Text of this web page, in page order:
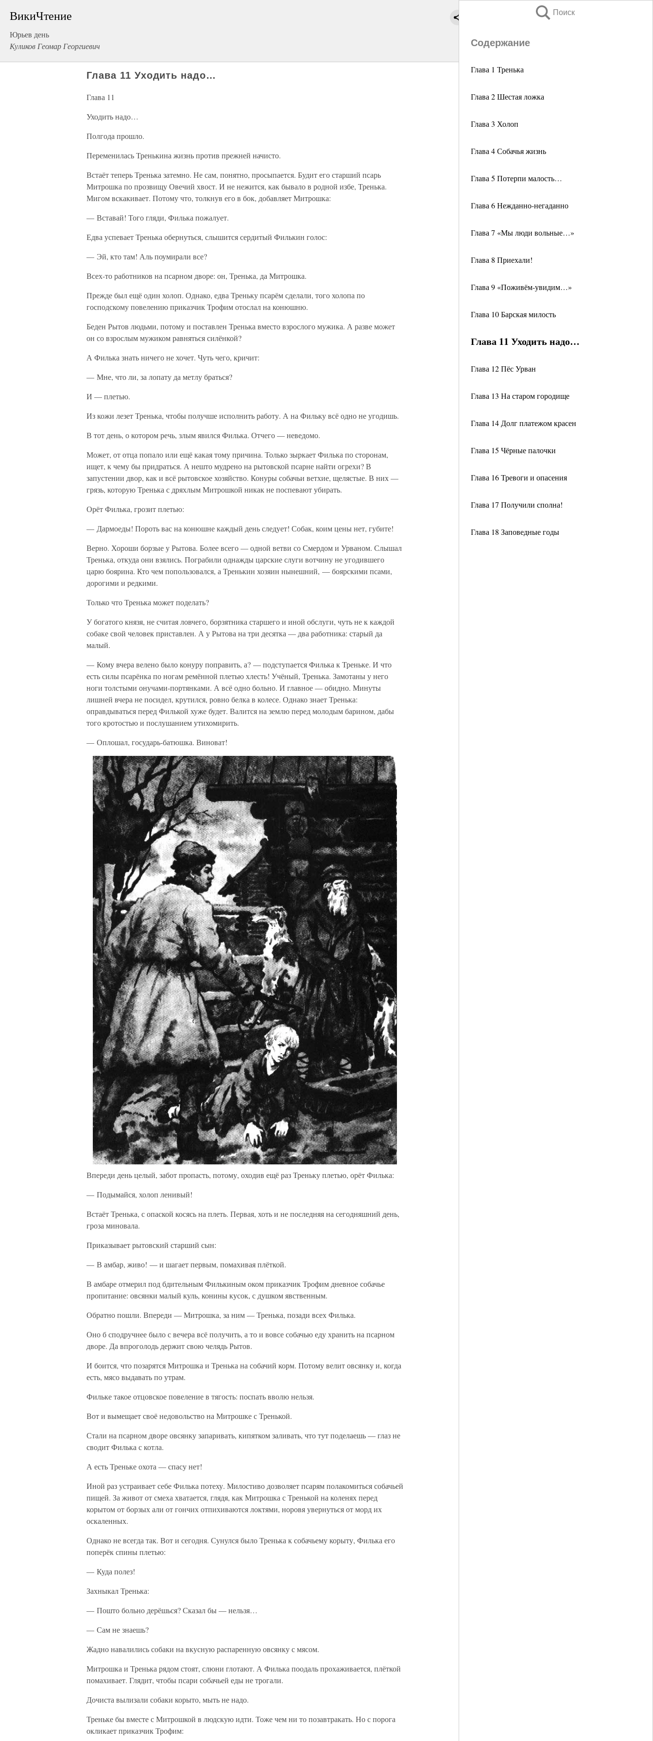
ВикиЧтение
Юрьев день
Куликов Геомар Георгиевич
Поиск
Содержание
Глава 1 Тренька
Глава 2 Шестая ложка
Глава 3 Холоп
Глава 4 Собачья жизнь
Глава 5 Потерпи малость…
Глава 6 Нежданно-негаданно
Глава 7 «Мы люди вольные…»
Глава 8 Приехали!
Глава 9 «Поживём-увидим…»
Глава 10 Барская милость
Глава 11 Уходить надо…
Глава 12 Пёс Урван
Глава 13 На старом городище
Глава 14 Долг платежом красен
Глава 15 Чёрные палочки
Глава 16 Тревоги и опасения
Глава 17 Получили сполна!
Глава 18 Заповедные годы
Глава 11 Уходить надо…
Глава 11
Уходить надо…
Полгода прошло.
Переменилась Тренькина жизнь против прежней начисто.
Встаёт теперь Тренька затемно. Не сам, понятно, просыпается. Будит его старший псарь
Митрошка по прозвищу Овечий хвост. И не нежится, как бывало в родной избе, Тренька.
Мигом вскакивает. Потому что, толкнув его в бок, добавляет Митрошка:
— Вставай! Того гляди, Филька пожалует.
Едва успевает Тренька обернуться, слышится сердитый Филькин голос:
— Эй, кто там! Аль поумирали все?
Всех-то работников на псарном дворе: он, Тренька, да Митрошка.
Прежде был ещё один холоп. Однако, едва Треньку псарём сделали, того холопа по
господскому повелению приказчик Трофим отослал на конюшню.
Беден Рытов людьми, потому и поставлен Тренька вместо взрослого мужика. А разве может
он со взрослым мужиком равняться силёнкой?
А Филька знать ничего не хочет. Чуть чего, кричит:
— Мне, что ли, за лопату да метлу браться?
И — плетью.
Из кожи лезет Тренька, чтобы получше исполнить работу. А на Фильку всё одно не угодишь.
В тот день, о котором речь, злым явился Филька. Отчего — неведомо.
Может, от отца попало или ещё какая тому причина. Только зыркает Филька по сторонам,
ищет, к чему бы придраться. А нешто мудрено на рытовской псарне найти огрехи? В
запустении двор, как и всё рытовское хозяйство. Конуры собачьи ветхие, щелястые. В них —
грязь, которую Тренька с дряхлым Митрошкой никак не поспевают убирать.
Орёт Филька, грозит плетью:
— Дармоеды! Пороть вас на конюшне каждый день следует! Собак, коим цены нет, губите!
Верно. Хороши борзые у Рытова. Более всего — одной ветви со Смердом и Урваном. Слышал
Тренька, откуда они взялись. Пограбили однажды царские слуги вотчину не угодившего
царю боярина. Кто чем попользовался, а Тренькин хозяин нынешний, — боярскими псами,
дорогими и редкими.
Только что Тренька может поделать?
У богатого князя, не считая ловчего, борзятника старшего и иной обслуги, чуть не к каждой
собаке свой человек приставлен. А у Рытова на три десятка — два работника: старый да
малый.
— Кому вчера велено было конуру поправить, а? — подступается Филька к Треньке. И что
есть силы псарёнка по ногам ремённой плетью хлесть! Учёный, Тренька. Замотаны у него
ноги толстыми онучами-портянками. А всё одно больно. И главное — обидно. Минуты
лишней вчера не посидел, крутился, ровно белка в колесе. Однако знает Тренька:
оправдываться перед Филькой хуже будет. Валится на землю перед молодым барином, дабы
того кротостью и послушанием утихомирить.
— Оплошал, государь-батюшка. Виноват!
Впереди день целый, забот пропасть, потому, оходив ещё раз Треньку плетью, орёт Филька:
— Подымайся, холоп ленивый!
Встаёт Тренька, с опаской косясь на плеть. Первая, хоть и не последняя на сегодняшний день,
гроза миновала.
Приказывает рытовский старший сын:
— В амбар, живо! — и шагает первым, помахивая плёткой.
В амбаре отмерил под бдительным Филькиным оком приказчик Трофим дневное собачье
пропитание: овсянки малый куль, конины кусок, с душком явственным.
Обратно пошли. Впереди — Митрошка, за ним — Тренька, позади всех Филька.
Оно б сподручнее было с вечера всё получить, а то и вовсе собачью еду хранить на псарном
дворе. Да впроголодь держит свою челядь Рытов.
И боится, что позарятся Митрошка и Тренька на собачий корм. Потому велит овсянку и, когда
есть, мясо выдавать по утрам.
Фильке такое отцовское повеление в тягость: поспать вволю нельзя.
Вот и вымещает своё недовольство на Митрошке с Тренькой.
Стали на псарном дворе овсянку запаривать, кипятком заливать, что тут поделаешь — глаз не
сводит Филька с котла.
А есть Треньке охота — спасу нет!
Иной раз устраивает себе Филька потеху. Милостиво дозволяет псарям полакомиться собачьей
пищей. За живот от смеха хватается, глядя, как Митрошка с Тренькой на коленях перед
корытом от борзых али от гончих отпихиваются локтями, норовя увернуться от морд их
оскаленных.
Однако не всегда так. Вот и сегодня. Сунулся было Тренька к собачьему корыту, Филька его
поперёк спины плетью:
— Куда полез!
Захныкал Тренька:
— Пошто больно дерёшься? Сказал бы — нельзя…
— Сам не знаешь?
Жадно навалились собаки на вкусную распаренную овсянку с мясом.
Митрошка и Тренька рядом стоят, слюни глотают. А Филька поодаль прохаживается, плёткой
помахивает. Глядит, чтобы псари собачьей еды не трогали.
Дочиста вылизали собаки корыто, мыть не надо.
Треньке бы вместе с Митрошкой в людскую идти. Тоже чем ни то позавтракать. Но с порога
окликает приказчик Трофим: